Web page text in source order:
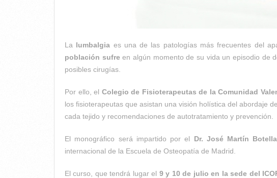
La lumbalgia es una de las patologías más frecuentes del
población sufre en algún momento de su vida un episodio de
posibles cirugías.
Por ello, el Colegio de Fisioterapeutas de la Comunidad
los fisioterapeutas que asistan una visión holística del abordaje
cada tejido y recomendaciones de autotratamiento y prevención.
El monográfico será impartido por el Dr. José Martín
internacional de la Escuela de Osteopatía de Madrid.
El curso, que tendrá lugar el 9 y 10 de julio en la sede del